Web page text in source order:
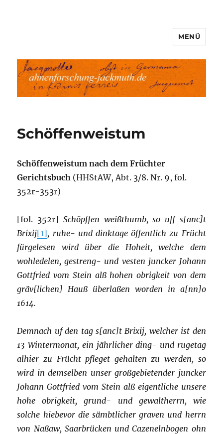
Ahnenforschung-Jackmuth.de
MENÜ
Schöffenweistum
Schöffenweistum nach dem Früchter
Gerichtsbuch (HHStAW, Abt. 3/8. Nr. 9, fol.
352r-353r)
[fol. 352r] Schöpffen weißthumb, so uff s[anc]t
Brixij[1], ruhe- und dinktage öffentlich zu Frücht
fürgelesen wird über die Hoheit, welche dem
wohledelen, gestreng- und vesten juncker Johann
Gottfried vom Stein alß hohen obrigkeit von dem
gräv[lichen] Hauß überlaßen worden in a[nn]o
1614.
Demnach uf den tag s[anc]t Brixij, welcher ist den
13 Wintermonat, ein jährlicher ding- und rugetag
alhier zu Frücht pfleget gehalten zu werden, so
wird in demselben unser großgebietender juncker
Johann Gottfried vom Stein alß eigentliche unsere
hohe obrigkeit, grund- und gewaltherrn, wie
solche hiebevor die sämbtlicher graven und herrn
von Naßaw, Saarbrücken und Cazenelnbogen ohn